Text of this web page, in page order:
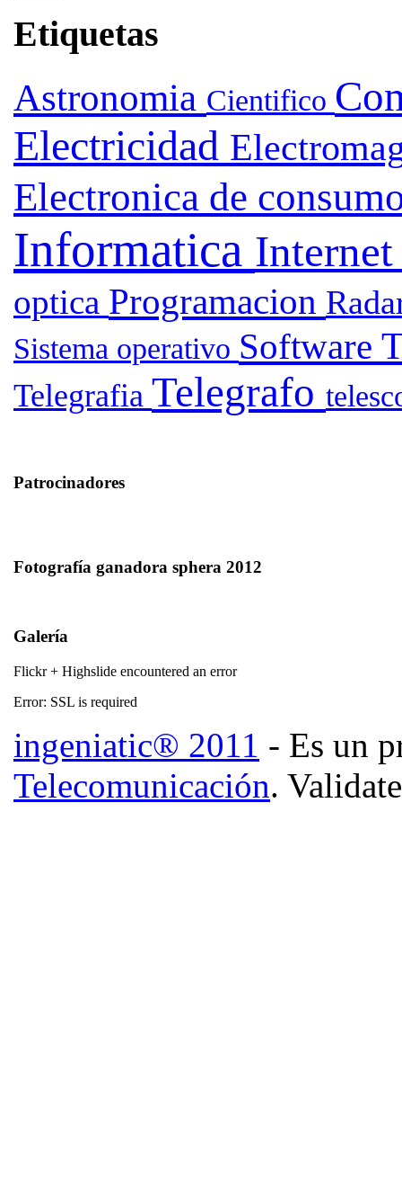
Etiquetas
Astronomia Cientifico
Electricidad
Electronica de
Informatica
optica Programacion
Sistema operativo Software
Telegrafia Telegrafo
Patrocinadores
Fotografía ganadora sphera 2012
Galería
Flickr + Highslide encountered an error
Error: SSL is required
ingeniatic® 2011 - Es un
Telecomunicación.